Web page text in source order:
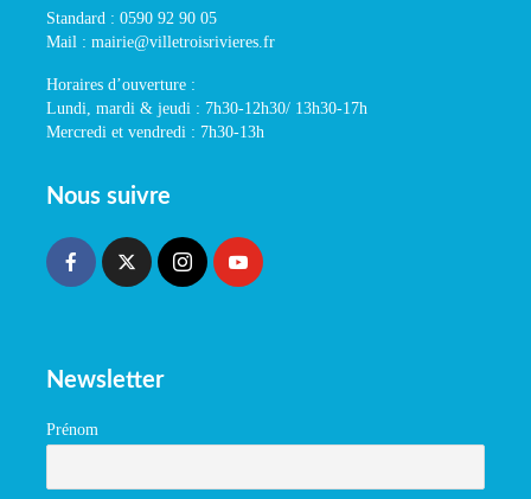
Standard : 0590 92 90 05
Mail : mairie@villetroisrivieres.fr
Horaires d’ouverture :
Lundi, mardi & jeudi : 7h30-12h30/ 13h30-17h
Mercredi et vendredi : 7h30-13h
Nous suivre
Newsletter
Prénom